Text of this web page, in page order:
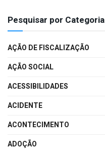
Pesquisar por Categoria
AÇÃO DE FISCALIZAÇÃO
AÇÃO SOCIAL
ACESSIBILIDADES
ACIDENTE
ACONTECIMENTO
ADOÇÃO